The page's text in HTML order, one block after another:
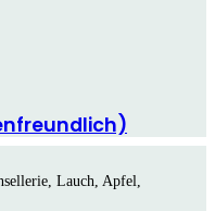
Lauch, Apfel,